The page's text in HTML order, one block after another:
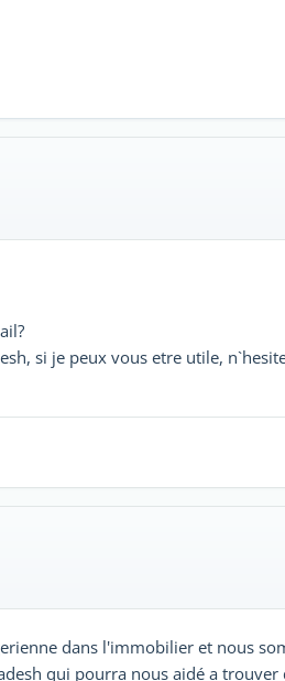
si je peux vous etre utile,
dans l'immobilier et nous
qui pourra nous aidé a trouver